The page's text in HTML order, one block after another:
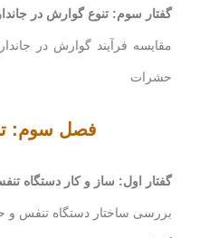
گفتار سوم: تنوع گوارش در
مقایسه فرآیند گوارش در
حشرات
فصل سوم:
گفتار اول: ساز و کار دستگاه
بررسی ساختار دستگاه تنفس و